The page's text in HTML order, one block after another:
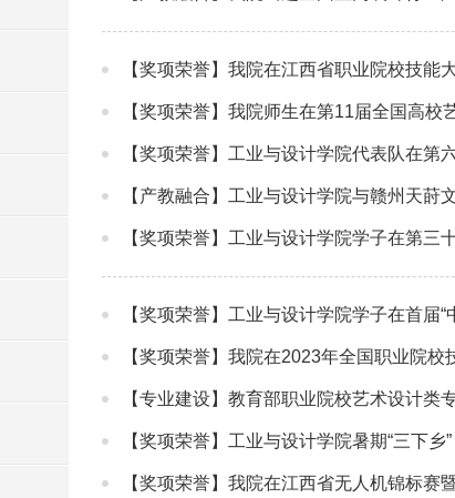
【奖项荣誉】我院在江西省职业院校技能
【奖项荣誉】我院师生在第11届全国高校
【奖项荣誉】工业与设计学院代表队在
【产教融合】工业与设计学院与赣州天莳
【奖项荣誉】工业与设计学院学子在第三
【奖项荣誉】工业与设计学院学子在首届
【奖项荣誉】我院在2023年全国职业院
【专业建设】教育部职业院校艺术设计
【奖项荣誉】工业与设计学院暑期“三下
【奖项荣誉】我院在江西省无人机锦标